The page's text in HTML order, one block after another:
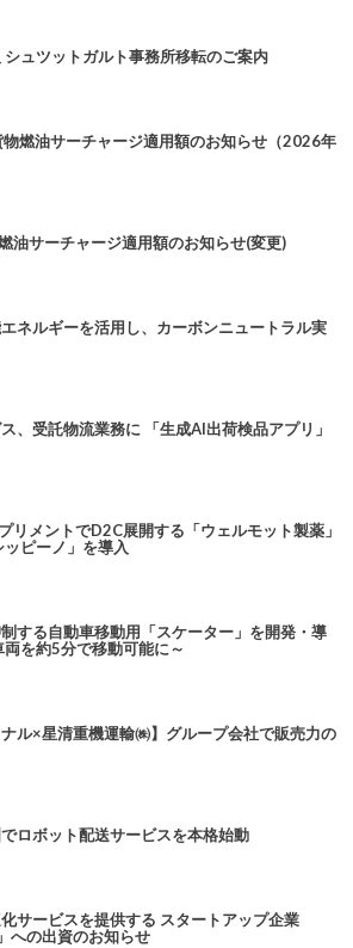
ュツットガルト事務所移転のご案内
燃油サーチャージ適用額のお知らせ（2026年
サーチャージ適用額のお知らせ(変更)
ネルギーを活用し、カーボンニュートラル実
、受託物流業務に 「生成AI出荷検品アプリ」
リメントでD2C展開する「ウェルモット製薬」
ピーノ」を導入
する自動車移動用「スケーター」を開発・導
を約5分で移動可能に～
ナル×星清重機運輸㈱】グループ会社で販売力の
ロボット配送サービスを本格始動
サービスを提供する スタートアップ企業
への出資のお知らせ